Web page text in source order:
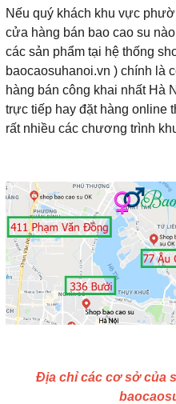
Nếu quý khách khu vực
cửa hàng bán bao cao su
các sản phẩm tại hệ thống
baocaosuhanoi.vn ) chính là
hàng bán công khai nhất Hà
trực tiếp hay đặt hàng online
rất nhiều các chương trình
Địa chỉ các cơ sở của